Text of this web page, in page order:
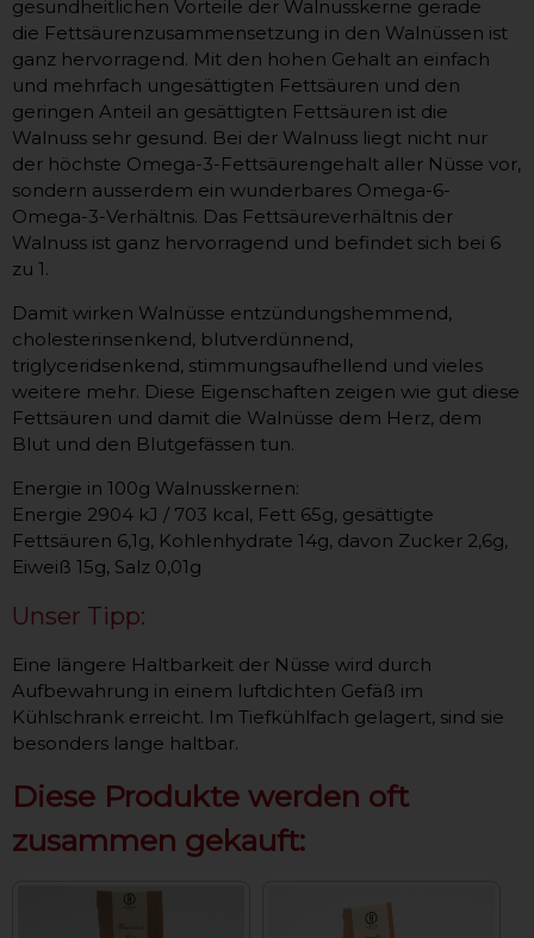
gesundheitlichen Vorteile der Walnusskerne gerade
die Fettsäurenzusammensetzung in den Walnüssen ist
ganz hervorragend. Mit den hohen Gehalt an einfach
und mehrfach ungesättigten Fettsäuren und den
geringen Anteil an gesättigten Fettsäuren ist die
Walnuss sehr gesund. Bei der Walnuss liegt nicht nur
der höchste Omega-3-Fettsäurengehalt aller Nüsse vor,
sondern ausserdem ein wunderbares Omega-6-
Omega-3-Verhältnis. Das Fettsäureverhältnis der
Walnuss ist ganz hervorragend und befindet sich bei 6
zu 1.
Damit wirken Walnüsse entzündungshemmend,
cholesterinsenkend, blutverdünnend,
triglyceridsenkend, stimmungsaufhellend und vieles
weitere mehr. Diese Eigenschaften zeigen wie gut diese
Fettsäuren und damit die Walnüsse dem Herz, dem
Blut und den Blutgefässen tun.
Energie in 100g Walnusskernen:
Energie 2904 kJ / 703 kcal, Fett 65g, gesättigte
Fettsäuren 6,1g, Kohlenhydrate 14g, davon Zucker 2,6g,
Eiweiß 15g, Salz 0,01g
Unser Tipp:
Eine längere Haltbarkeit der Nüsse wird durch
Aufbewahrung in einem luftdichten Gefäß im
Kühlschrank erreicht. Im Tiefkühlfach gelagert, sind sie
besonders lange haltbar.
Diese Produkte werden oft
zusammen gekauft: